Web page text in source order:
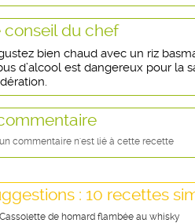
conseil du chef
bien chaud avec un riz
d’alcool est dangereux pour la
commentaire n'est lié à cette recette
: 10 recettes
Cassolette de homard flambée au whisky